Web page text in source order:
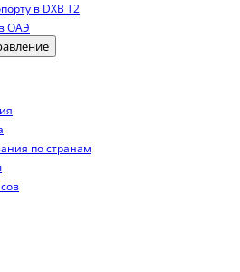
в DXB T2
ОАЭ
по странам